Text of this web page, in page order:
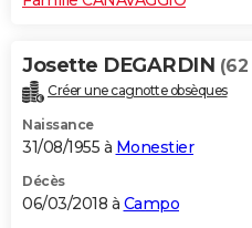
FORUM
Josette DEGARDIN (62
Créer une cagnotte obsèques
Naissance
31/08/1955 à Monestier
Décès
06/03/2018 à Campo